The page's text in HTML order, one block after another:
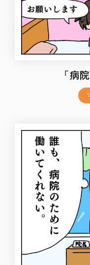
「病